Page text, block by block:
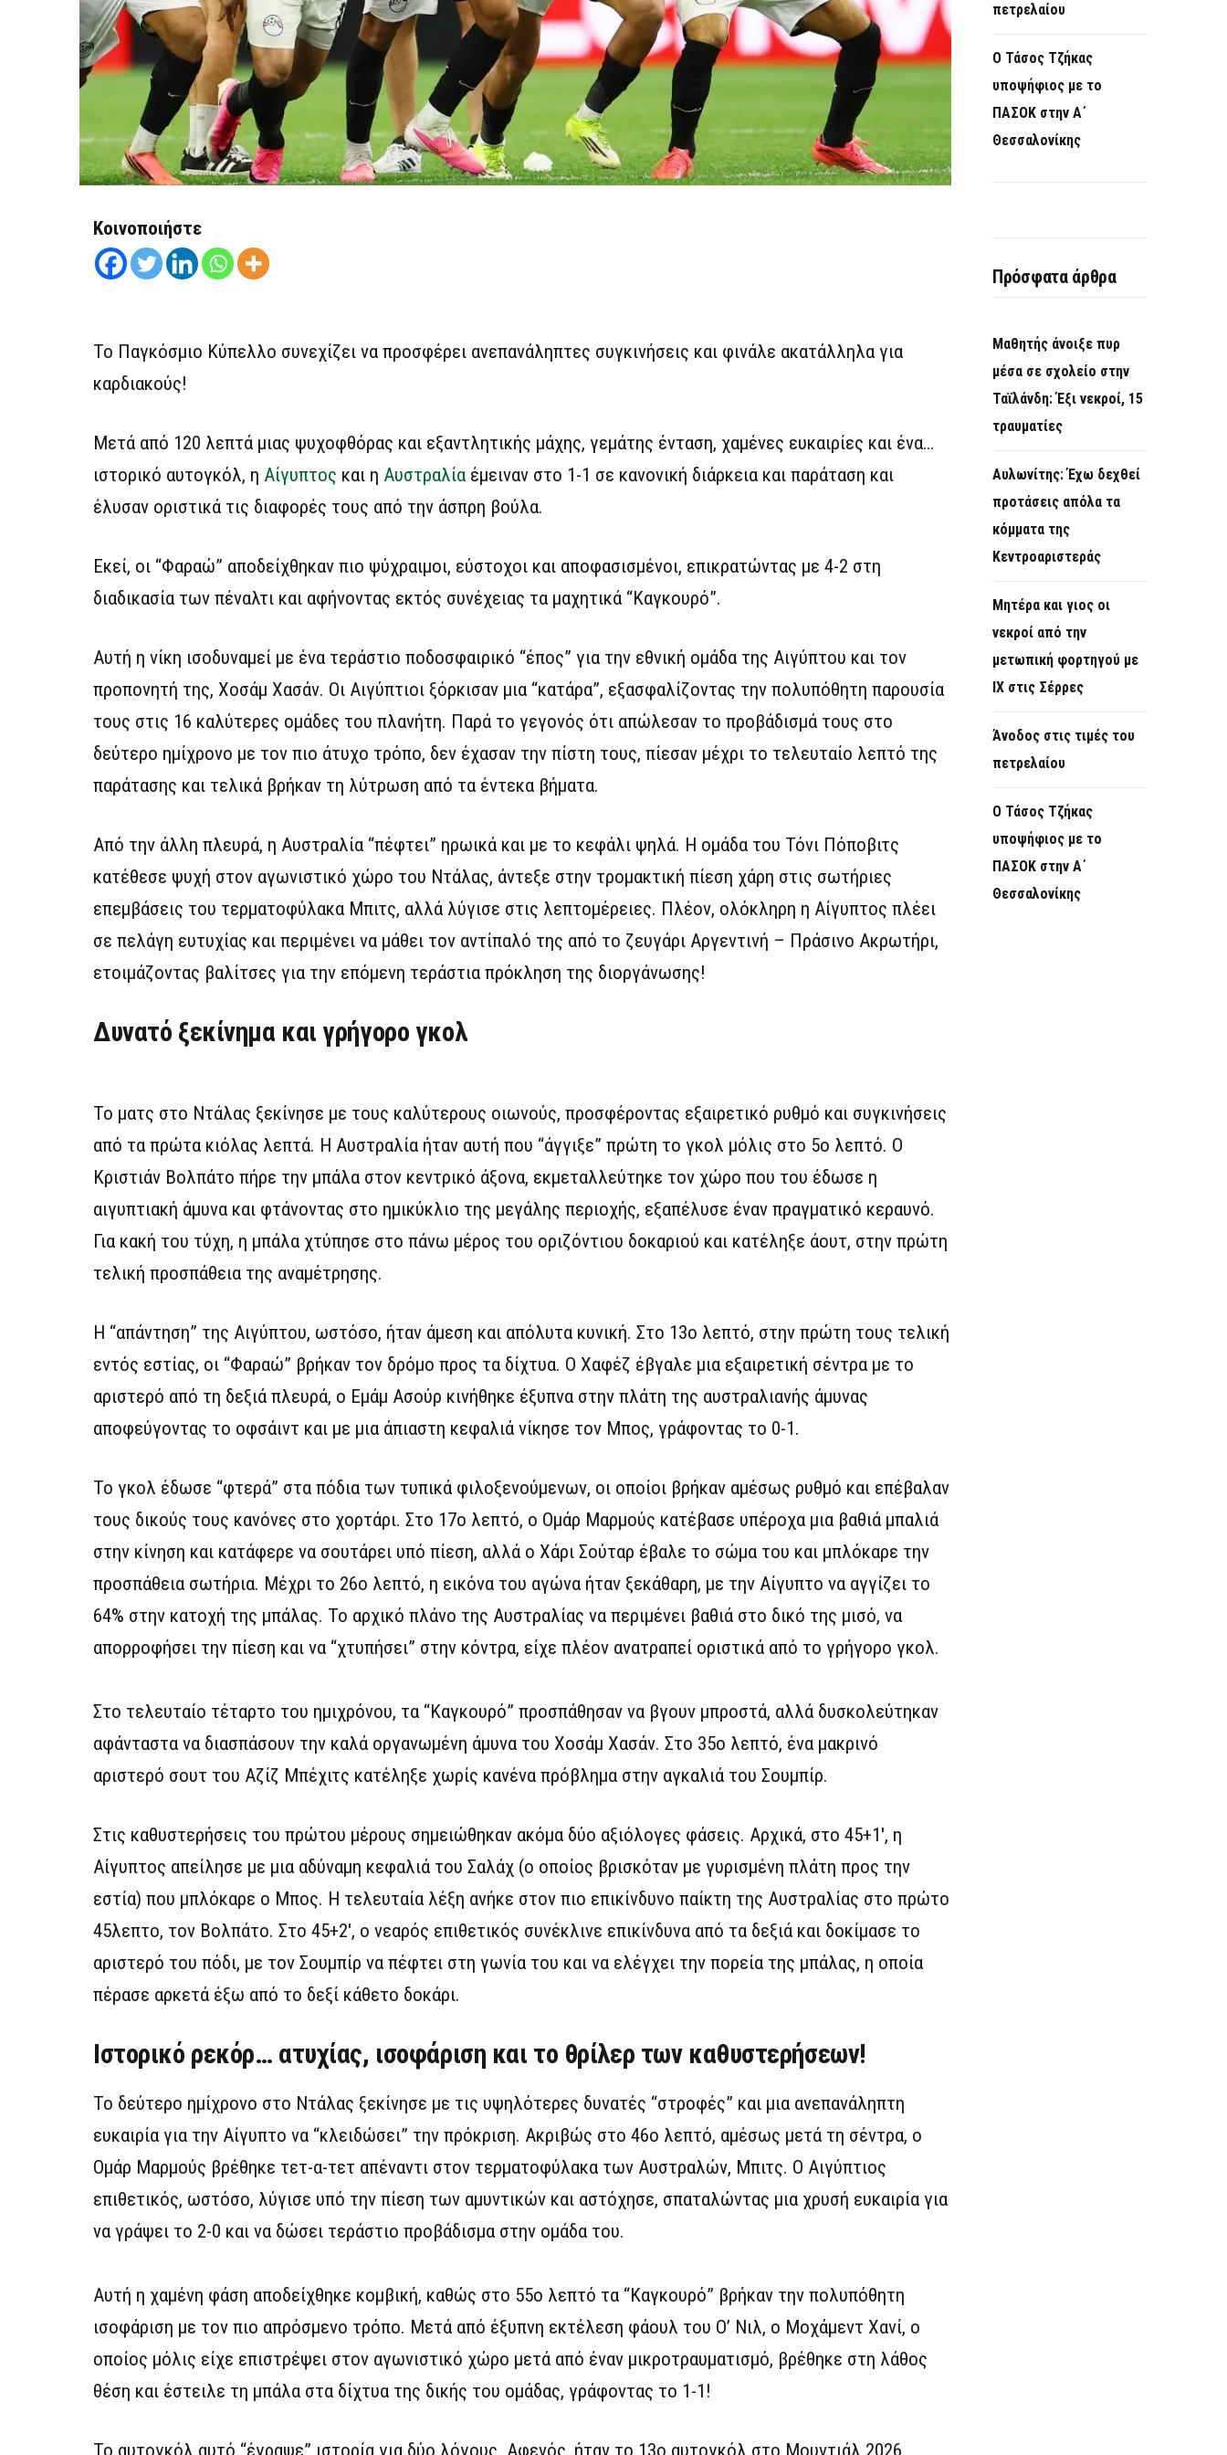
Κοινοποιήστε
Το Παγκόσμιο Κύπελλο συνεχίζει να προσφέρει ανεπανάληπτες συγκινήσεις και φινάλε ακατάλληλα για
καρδιακούς!
Μετά από 120 λεπτά μιας ψυχοφθόρας και εξαντλητικής μάχης, γεμάτης ένταση, χαμένες ευκαιρίες και ένα…
ιστορικό αυτογκόλ, η Αίγυπτος και η Αυστραλία έμειναν στο 1-1 σε κανονική διάρκεια και παράταση και
έλυσαν οριστικά τις διαφορές τους από την άσπρη βούλα.
Εκεί, οι “Φαραώ” αποδείχθηκαν πιο ψύχραιμοι, εύστοχοι και αποφασισμένοι, επικρατώντας με 4-2 στη
διαδικασία των πέναλτι και αφήνοντας εκτός συνέχειας τα μαχητικά “Καγκουρό”.
Αυτή η νίκη ισοδυναμεί με ένα τεράστιο ποδοσφαιρικό “έπος” για την εθνική ομάδα της Αιγύπτου και τον
προπονητή της, Χοσάμ Χασάν. Οι Αιγύπτιοι ξόρκισαν μια “κατάρα”, εξασφαλίζοντας την πολυπόθητη παρουσία
τους στις 16 καλύτερες ομάδες του πλανήτη. Παρά το γεγονός ότι απώλεσαν το προβάδισμά τους στο
δεύτερο ημίχρονο με τον πιο άτυχο τρόπο, δεν έχασαν την πίστη τους, πίεσαν μέχρι το τελευταίο λεπτό της
παράτασης και τελικά βρήκαν τη λύτρωση από τα έντεκα βήματα.
Από την άλλη πλευρά, η Αυστραλία “πέφτει” ηρωικά και με το κεφάλι ψηλά. Η ομάδα του Τόνι Πόποβιτς
κατέθεσε ψυχή στον αγωνιστικό χώρο του Ντάλας, άντεξε στην τρομακτική πίεση χάρη στις σωτήριες
επεμβάσεις του τερματοφύλακα Μπιτς, αλλά λύγισε στις λεπτομέρειες. Πλέον, ολόκληρη η Αίγυπτος πλέει
σε πελάγη ευτυχίας και περιμένει να μάθει τον αντίπαλό της από το ζευγάρι Αργεντινή – Πράσινο Ακρωτήρι,
ετοιμάζοντας βαλίτσες για την επόμενη τεράστια πρόκληση της διοργάνωσης!
Δυνατό ξεκίνημα και γρήγορο γκολ
Το ματς στο Ντάλας ξεκίνησε με τους καλύτερους οιωνούς, προσφέροντας εξαιρετικό ρυθμό και συγκινήσεις
από τα πρώτα κιόλας λεπτά. Η Αυστραλία ήταν αυτή που “άγγιξε” πρώτη το γκολ μόλις στο 5ο λεπτό. Ο
Κριστιάν Βολπάτο πήρε την μπάλα στον κεντρικό άξονα, εκμεταλλεύτηκε τον χώρο που του έδωσε η
αιγυπτιακή άμυνα και φτάνοντας στο ημικύκλιο της μεγάλης περιοχής, εξαπέλυσε έναν πραγματικό κεραυνό.
Για κακή του τύχη, η μπάλα χτύπησε στο πάνω μέρος του οριζόντιου δοκαριού και κατέληξε άουτ, στην πρώτη
τελική προσπάθεια της αναμέτρησης.
Η “απάντηση” της Αιγύπτου, ωστόσο, ήταν άμεση και απόλυτα κυνική. Στο 13ο λεπτό, στην πρώτη τους τελική
εντός εστίας, οι “Φαραώ” βρήκαν τον δρόμο προς τα δίχτυα. Ο Χαφέζ έβγαλε μια εξαιρετική σέντρα με το
αριστερό από τη δεξιά πλευρά, ο Εμάμ Ασούρ κινήθηκε έξυπνα στην πλάτη της αυστραλιανής άμυνας
αποφεύγοντας το οφσάιντ και με μια άπιαστη κεφαλιά νίκησε τον Μπος, γράφοντας το 0-1.
Το γκολ έδωσε “φτερά” στα πόδια των τυπικά φιλοξενούμενων, οι οποίοι βρήκαν αμέσως ρυθμό και επέβαλαν
τους δικούς τους κανόνες στο χορτάρι. Στο 17ο λεπτό, ο Ομάρ Μαρμούς κατέβασε υπέροχα μια βαθιά μπαλιά
στην κίνηση και κατάφερε να σουτάρει υπό πίεση, αλλά ο Χάρι Σούταρ έβαλε το σώμα του και μπλόκαρε την
προσπάθεια σωτήρια. Μέχρι το 26ο λεπτό, η εικόνα του αγώνα ήταν ξεκάθαρη, με την Αίγυπτο να αγγίζει το
64% στην κατοχή της μπάλας. Το αρχικό πλάνο της Αυστραλίας να περιμένει βαθιά στο δικό της μισό, να
απορροφήσει την πίεση και να “χτυπήσει” στην κόντρα, είχε πλέον ανατραπεί οριστικά από το γρήγορο γκολ.
Στο τελευταίο τέταρτο του ημιχρόνου, τα “Καγκουρό” προσπάθησαν να βγουν μπροστά, αλλά δυσκολεύτηκαν
αφάνταστα να διασπάσουν την καλά οργανωμένη άμυνα του Χοσάμ Χασάν. Στο 35ο λεπτό, ένα μακρινό
αριστερό σουτ του Αζίζ Μπέχιτς κατέληξε χωρίς κανένα πρόβλημα στην αγκαλιά του Σουμπίρ.
Στις καθυστερήσεις του πρώτου μέρους σημειώθηκαν ακόμα δύο αξιόλογες φάσεις. Αρχικά, στο 45+1′, η
Αίγυπτος απείλησε με μια αδύναμη κεφαλιά του Σαλάχ (ο οποίος βρισκόταν με γυρισμένη πλάτη προς την
εστία) που μπλόκαρε ο Μπος. Η τελευταία λέξη ανήκε στον πιο επικίνδυνο παίκτη της Αυστραλίας στο πρώτο
45λεπτο, τον Βολπάτο. Στο 45+2′, ο νεαρός επιθετικός συνέκλινε επικίνδυνα από τα δεξιά και δοκίμασε το
αριστερό του πόδι, με τον Σουμπίρ να πέφτει στη γωνία του και να ελέγχει την πορεία της μπάλας, η οποία
πέρασε αρκετά έξω από το δεξί κάθετο δοκάρι.
Ιστορικό ρεκόρ… ατυχίας, ισοφάριση και το θρίλερ των καθυστερήσεων!
Το δεύτερο ημίχρονο στο Ντάλας ξεκίνησε με τις υψηλότερες δυνατές “στροφές” και μια ανεπανάληπτη
ευκαιρία για την Αίγυπτο να “κλειδώσει” την πρόκριση. Ακριβώς στο 46ο λεπτό, αμέσως μετά τη σέντρα, ο
Ομάρ Μαρμούς βρέθηκε τετ-α-τετ απέναντι στον τερματοφύλακα των Αυστραλών, Μπιτς. Ο Αιγύπτιος
επιθετικός, ωστόσο, λύγισε υπό την πίεση των αμυντικών και αστόχησε, σπαταλώντας μια χρυσή ευκαιρία για
να γράψει το 2-0 και να δώσει τεράστιο προβάδισμα στην ομάδα του.
Αυτή η χαμένη φάση αποδείχθηκε κομβική, καθώς στο 55ο λεπτό τα “Καγκουρό” βρήκαν την πολυπόθητη
ισοφάριση με τον πιο απρόσμενο τρόπο. Μετά από έξυπνη εκτέλεση φάουλ του Ο’ Νιλ, ο Μοχάμεντ Χανί, ο
οποίος μόλις είχε επιστρέψει στον αγωνιστικό χώρο μετά από έναν μικροτραυματισμό, βρέθηκε στη λάθος
θέση και έστειλε τη μπάλα στα δίχτυα της δικής του ομάδας, γράφοντας το 1-1!
Το αυτογκόλ αυτό “έγραψε” ιστορία για δύο λόγους. Αφενός, ήταν το 13ο αυτογκόλ στο Μουντιάλ 2026,
πετρελαίου
Ο Τάσος Τζήκας
υποψήφιος με το
ΠΑΣΟΚ στην Α΄
Θεσσαλονίκης
Πρόσφατα άρθρα
Μαθητής άνοιξε πυρ
μέσα σε σχολείο στην
Ταϊλάνδη: Έξι νεκροί, 15
τραυματίες
Αυλωνίτης: Έχω δεχθεί
προτάσεις απόλα τα
κόμματα της
Κεντροαριστεράς
Μητέρα και γιος οι
νεκροί από την
μετωπική φορτηγού με
ΙΧ στις Σέρρες
Άνοδος στις τιμές του
πετρελαίου
Ο Τάσος Τζήκας
υποψήφιος με το
ΠΑΣΟΚ στην Α΄
Θεσσαλονίκης